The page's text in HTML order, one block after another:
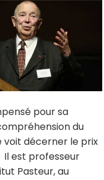
pour sa
du
décerner le prix
Il est professeur
Pasteur, au